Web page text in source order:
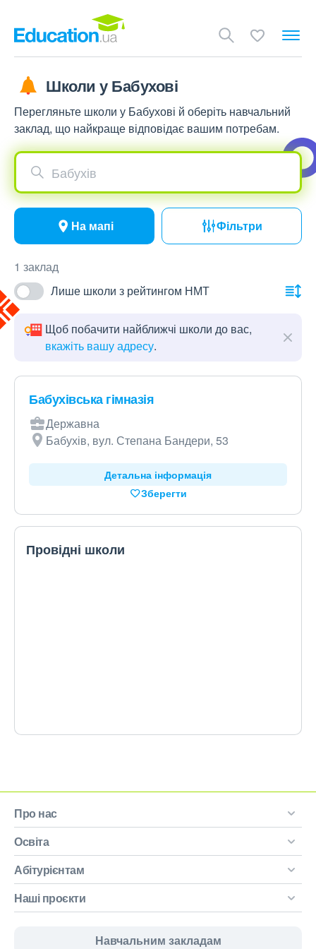
Школи у Бабухові
Перегляньте школи у Бабухові й оберіть навчальний
заклад, що найкраще відповідає вашим потребам.
Бабухів
На мапі Фільтри
1 заклад
Лише школи з рейтингом НМТ
Щоб побачити найближчі школи до вас,
вкажіть вашу адресу.
Бабухівська гімназія
Державна
Бабухів, вул. Степана Бандери, 53
Детальна інформація
Зберегти
Провідні школи
Про нас
Освіта
Абітурієнтам
Наші проєкти
Навчальним закладам